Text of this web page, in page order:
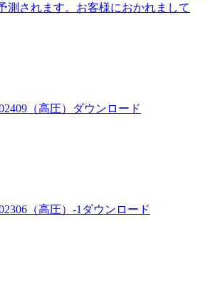
測されます。お客様におかれまして
（高圧）ダウンロード
（高圧）-1ダウンロード